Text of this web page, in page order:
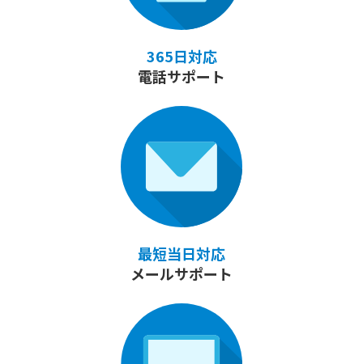
365日対応
電話サポート
最短当日対応
メールサポート